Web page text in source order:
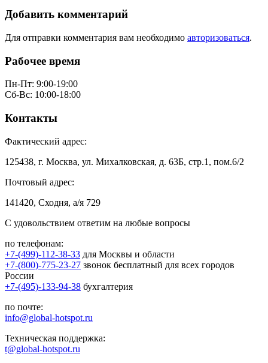
Добавить комментарий
Для отправки комментария вам необходимо авторизоваться.
Рабочее время
Пн-Пт: 9:00-19:00
Сб-Вс: 10:00-18:00
Контакты
Фактический адрес:
125438, г. Москва, ул. Михалковская, д. 63Б, стр.1, пом.6/2
Почтовый адрес:
141420, Сходня, а/я 729
С удовольствием ответим на любые вопросы
по телефонам:
+7-(499)-112-38-33 для Москвы и области
+7-(800)-775-23-27 звонок бесплатный для всех городов
России
+7-(495)-133-94-38 бухгалтерия
по почте:
info@global-hotspot.ru
Техническая поддержка:
t@global-hotspot.ru